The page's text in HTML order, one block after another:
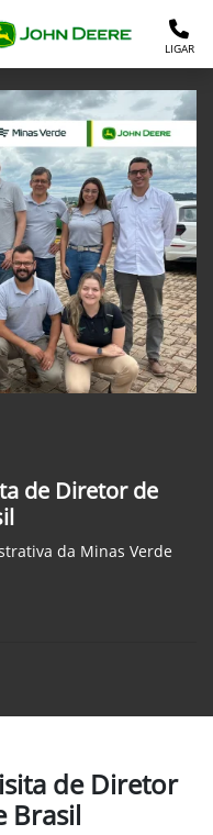
LIGAR
de Diretor de
da Minas Verde
de Diretor
Brasil